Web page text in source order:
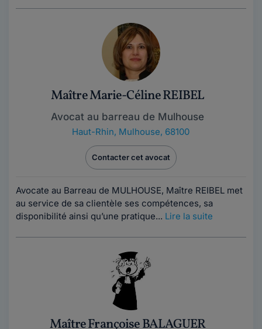
Maître Marie-Céline REIBEL
Avocat au barreau de Mulhouse
Haut-Rhin, Mulhouse, 68100
Contacter cet avocat
Avocate au Barreau de MULHOUSE, Maître REIBEL met
au service de sa clientèle ses compétences, sa
disponibilité ainsi qu’une pratique... Lire la suite
Maître Françoise BALAGUER